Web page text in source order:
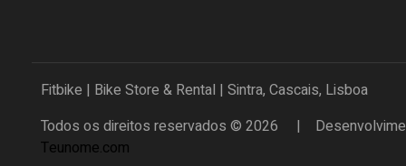
Fitbike | Bike Store & Rental | Sintra, Cascais, Lisboa
Todos os direitos reservados © 2026 |
Teunome.com